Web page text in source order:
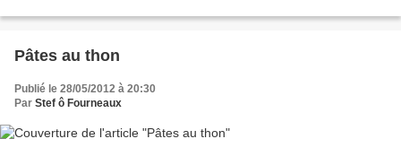
Pâtes au thon
Publié le 28/05/2012 à 20:30
Par Stef ô Fourneaux